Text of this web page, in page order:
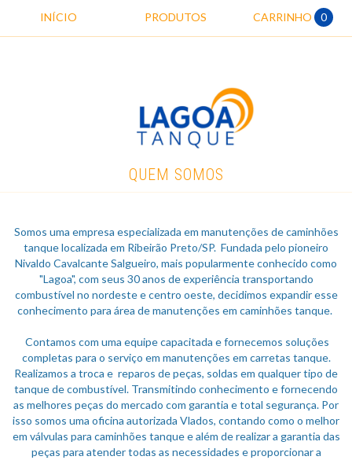
INÍCIO PRODUTOS CARRINHO 0
QUEM SOMOS
Somos uma empresa especializada em manutenções de caminhões
tanque localizada em Ribeirão Preto/SP. Fundada pelo pioneiro
Nivaldo Cavalcante Salgueiro, mais popularmente conhecido como
"Lagoa", com seus 30 anos de experiência transportando
combustível no nordeste e centro oeste, decidimos expandir esse
conhecimento para área de manutenções em caminhões tanque.
Contamos com uma equipe capacitada e fornecemos soluções
completas para o serviço em manutenções em carretas tanque.
Realizamos a troca e reparos de peças, soldas em qualquer tipo de
tanque de combustível. Transmitindo conhecimento e fornecendo
as melhores peças do mercado com garantia e total segurança. Por
isso somos uma oficina autorizada Vlados, contando como o melhor
em válvulas para caminhões tanque e além de realizar a garantia das
peças para atender todas as necessidades e proporcionar a